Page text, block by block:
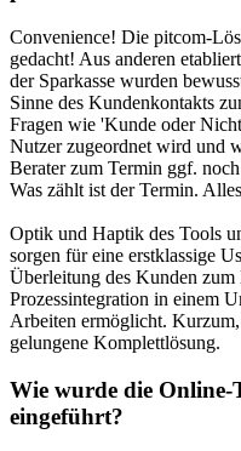
Convenience! Die pitcom-
gedacht! Aus anderen
der Sparkasse wurden
Sinne des Kundenkontakts
Fragen wie 'Kunde oder
Nutzer zugeordnet wird und
Berater zum Termin ggf.
Was zählt ist der Termin.
Optik und Haptik des Tools
sorgen für eine erstklassige
Überleitung des Kunden
Prozessintegration in einem
Arbeiten ermöglicht.
gelungene Komplettlösung.
Wie wurde die
eingeführt?